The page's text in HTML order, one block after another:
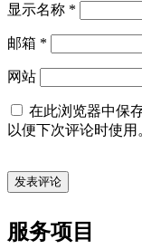
显示名称 *
邮箱 *
网站
在此浏览器中保
以便下次评论时使用
服务项目